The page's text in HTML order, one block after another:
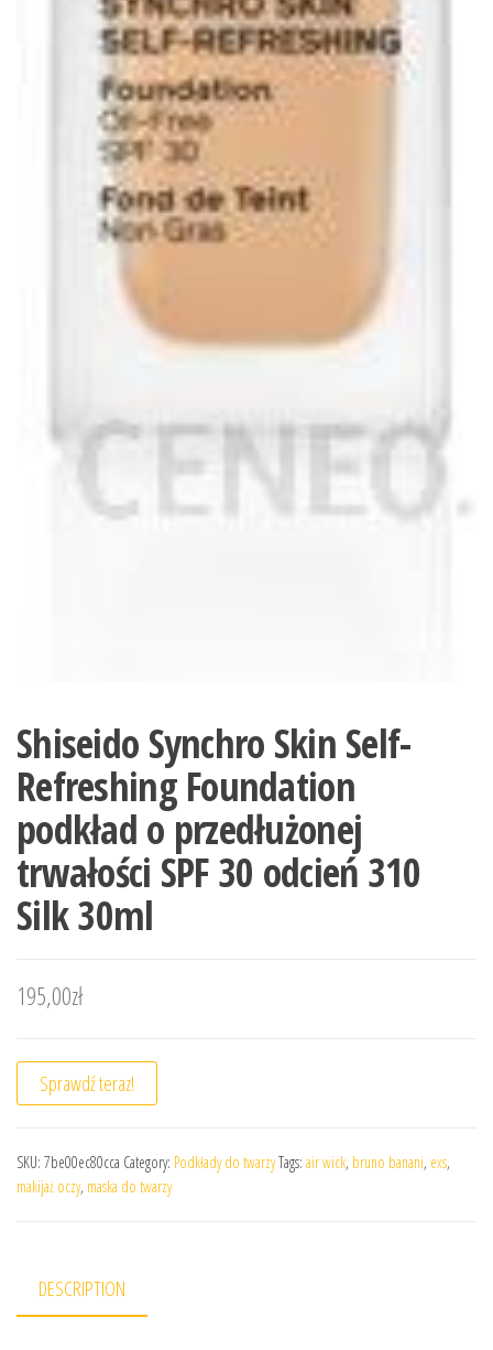
Shiseido Synchro Skin Self-
Refreshing Foundation
podkład o przedłużonej
trwałości SPF 30 odcień 310
Silk 30ml
195,00zł
Sprawdź teraz!
SKU: 7be00ec80cca Category: Podkłady do twarzyTags: air wick, bruno banani, exs,
makijaż oczy, maska do twarzy
DESCRIPTION